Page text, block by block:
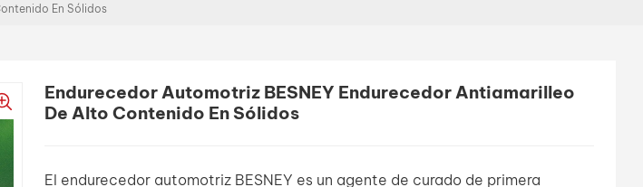
En Sólidos
Endurecedor Automotriz BESNEY Endurecedor Antiamarilleo
De Alto Contenido En Sólidos
El endurecedor automotriz BESNEY es un agente de curado de primera